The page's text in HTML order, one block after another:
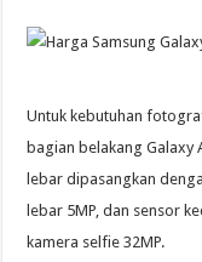
Untuk kebutuhan
bagian belakang Galaxy
lebar dipasangkan
lebar 5MP, dan sensor
kamera selfie 32MP.